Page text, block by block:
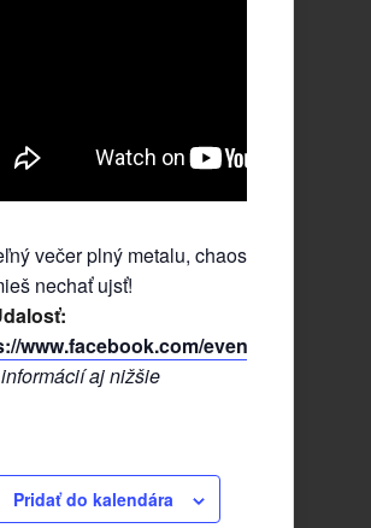
večer plný metalu, chaosu a riffov,
nechať ujsť!
www.facebook.com/events/
aj nižšie
Pridať do kalendára